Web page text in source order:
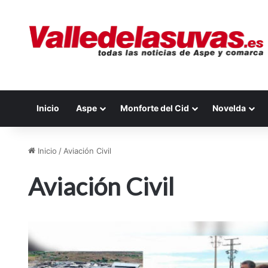
Inicio Aspe Monforte del Cid Novelda
Inicio / Aviación Civil
Aviación Civil